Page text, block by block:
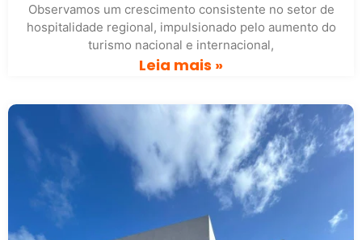
Observamos um crescimento consistente no setor de
hospitalidade regional, impulsionado pelo aumento do
turismo nacional e internacional,
Leia mais »